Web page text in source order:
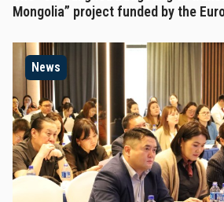
Mongolia” project funded by the
News